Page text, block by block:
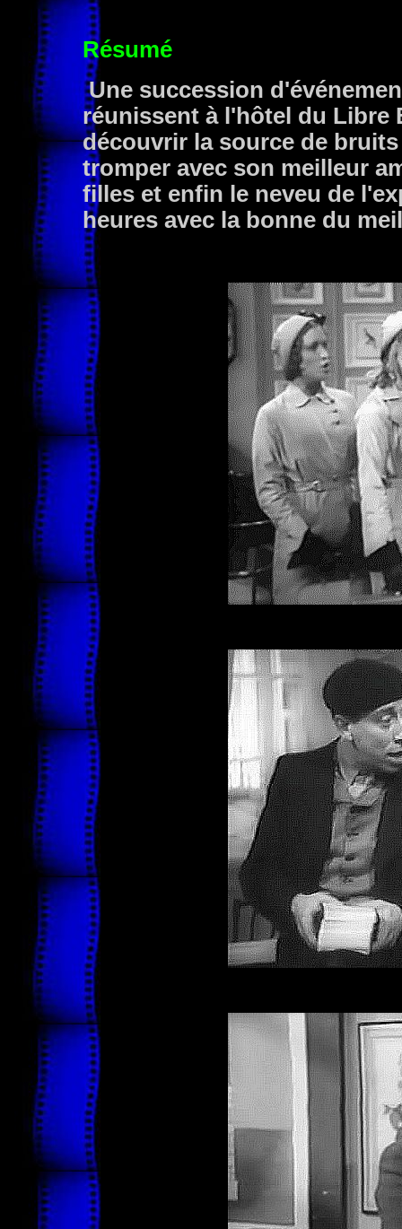
Résumé
Une succession
réunissent à l'hôtel du Libre
découvrir la source de
tromper avec son meilleur
filles et enfin le neveu de
heures avec la bonne du